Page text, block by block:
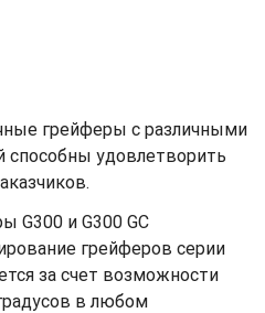
грейферы с различными
способны удовлетворить
G300 и G300 GC
грейферов серии
за счет возможности
в любом